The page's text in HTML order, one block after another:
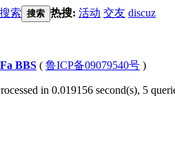
搜索 搜索 热搜: 活动 交友 discuz
BBS ( 鲁ICP备09079540号 )
in 0.019156 second(s), 5